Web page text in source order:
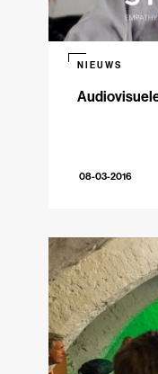
NIEUWS
08-03-2016